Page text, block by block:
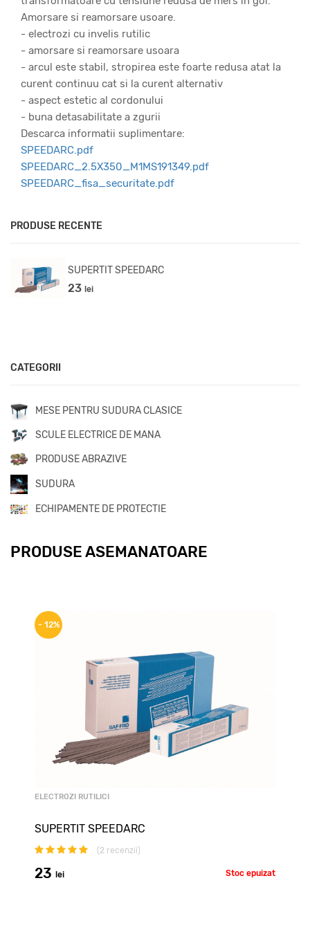
PRODUSE RECENTE
SUPERTIT SPEEDARC
23 lei
CATEGORII
MESE PENTRU SUDURA CLASICE
SCULE ELECTRICE DE MANA
PRODUSE ABRAZIVE
SUDURA
ECHIPAMENTE DE PROTECTIE
Amorsare si reamorsare usoare.
- electrozi cu invelis rutilic
- amorsare si reamorsare usoara
- arcul este stabil, stropirea este foarte redusa atat la
curent continuu cat si la curent alternativ
- aspect estetic al cordonului
- buna detasabilitate a zgurii
Descarca informatii suplimentare:
SPEEDARC.pdf
SPEEDARC_2.5X350_M1MS191349.pdf
SPEEDARC_fisa_securitate.pdf
PRODUSE ASEMANATOARE
- 12%
ELECTROZI RUTILICI
SUPERTIT SPEEDARC
(2 recenzii)
23 lei Stoc epuizat